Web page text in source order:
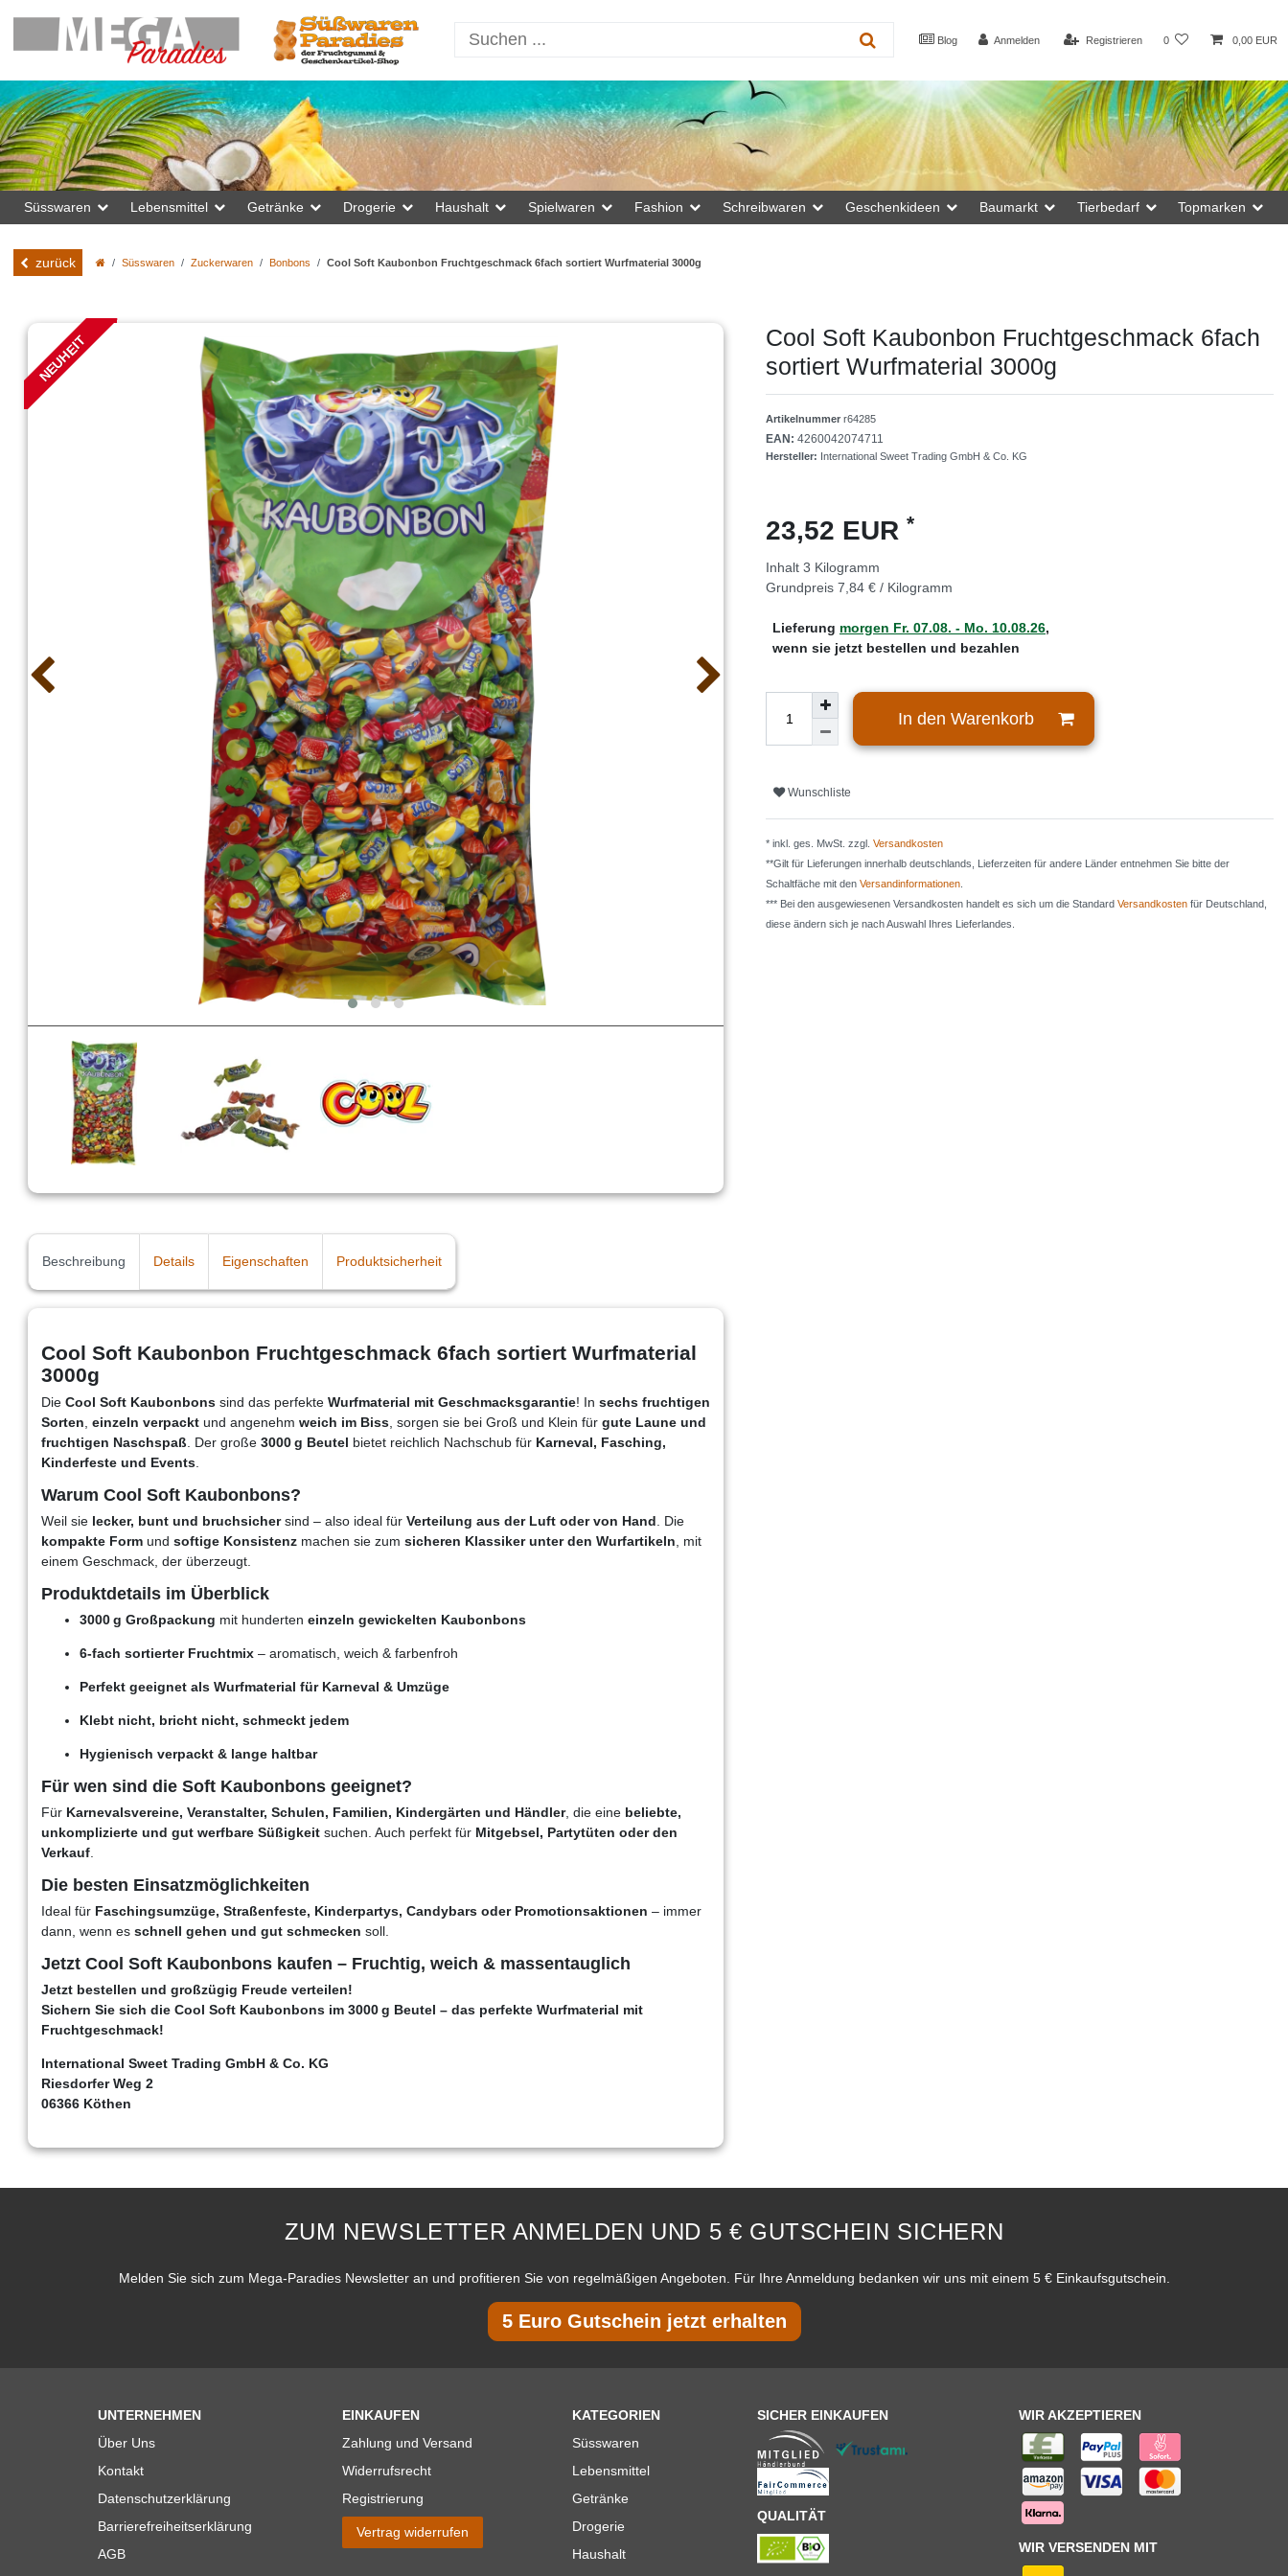
Blog Anmelden Registrieren 0 0,00 EUR
Süsswaren Lebensmittel Getränke Drogerie Haushalt Spielwaren Fashion Schreibwaren Geschenkideen Baumarkt Tierbedarf Topmarken
zurück Süsswaren Zuckerwaren Bonbons Cool Soft Kaubonbon Fruchtgeschmack 6fach sortiert Wurfmaterial 3000g
NEUHEIT
Cool Soft Kaubonbon Fruchtgeschmack 6fach
sortiert Wurfmaterial 3000g
Artikelnummer r64285
EAN: 4260042074711
Hersteller: International Sweet Trading GmbH & Co. KG
23,52 EUR *
Inhalt 3 Kilogramm
Grundpreis 7,84 € / Kilogramm
Lieferung morgen Fr. 07.08. - Mo. 10.08.26,
wenn sie jetzt bestellen und bezahlen
In den Warenkorb
Wunschliste
* inkl. ges. MwSt. zzgl. Versandkosten
**Gilt für Lieferungen innerhalb deutschlands, Lieferzeiten für andere Länder entnehmen Sie bitte der
Schaltfäche mit den Versandinformationen
*** Bei den ausgewiesenen Versandkosten handelt es sich um die Standard Versandkosten für Deutschland,
diese ändern sich je nach Auswahl Ihres Lieferlandes.
Beschreibung Details Eigenschaften Produktsicherheit
Cool Soft Kaubonbon Fruchtgeschmack 6fach sortiert Wurfmaterial
3000g
Die Cool Soft Kaubonbons sind das perfekte Wurfmaterial mit Geschmacksgarantie! In sechs fruchtigen
Sorten einzeln verpackt und angenehm weich im Biss , sorgen sie bei Groß und Klein für gute Laune und
fruchtigen Naschspaß . Der große 3000 g Beutel bietet reichlich Nachschub für Karneval, Fasching,
Kinderfeste und Events
Warum Cool Soft Kaubonbons?
Weil sie lecker, bunt und bruchsichersind – also ideal für Verteilung aus der Luft oder von Hand . Die
kompakte Form und softige Konsistenz machen sie zum sicheren Klassiker unter den Wurfartikeln , mit
einem Geschmack, der überzeugt.
Produktdetails im Überblick
3000 g Großpackung mit hunderten einzeln gewickelten Kaubonbons
6-fach sortierter Fruchtmix – aromatisch, weich & farbenfroh
Perfekt geeignet als Wurfmaterial für Karneval & Umzüge
Klebt nicht, bricht nicht, schmeckt jedem
Hygienisch verpackt & lange haltbar
Für wen sind die Soft Kaubonbons geeignet?
Für Karnevalsvereine, Veranstalter, Schulen, Familien, Kindergärten und Händler, die eine beliebte,
unkomplizierte und gut werfbare Süßigkeit suchen. Auch perfekt für Mitgebsel, Partytüten oder den
Verkauf
Die besten Einsatzmöglichkeiten
Ideal für Faschingsumzüge, Straßenfeste, Kinderpartys, Candybars oder Promotionsaktionen – immer
dann, wenn es schnell gehen und gut schmecken soll.
Jetzt Cool Soft Kaubonbons kaufen – Fruchtig, weich & massentauglich
Jetzt bestellen und großzügig Freude verteilen!
Sichern Sie sich die Cool Soft Kaubonbons im 3000 g Beutel – das perfekte Wurfmaterial mit
Fruchtgeschmack!
International Sweet Trading GmbH & Co. KG
Riesdorfer Weg 2
06366 Köthen
ZUM NEWSLETTER ANMELDEN UND 5 € GUTSCHEIN SICHERN
Melden Sie sich zum Mega-Paradies Newsletter an und profitieren Sie von regelmäßigen Angeboten. Für Ihre Anmeldung bedanken wir uns mit einem 5 € Einkaufsgutschein.
5 Euro Gutschein jetzt erhalten
UNTERNEHMEN
Über Uns
Kontakt
Datenschutzerklärung
Barrierefreiheitserklärung
AGB
EINKAUFEN
Zahlung und Versand
Widerrufsrecht
Registrierung
Vertrag widerrufen
KATEGORIEN
Süsswaren
Lebensmittel
Getränke
Drogerie
Haushalt
SICHER EINKAUFEN
QUALITÄT
WIR AKZEPTIEREN
WIR VERSENDEN MIT